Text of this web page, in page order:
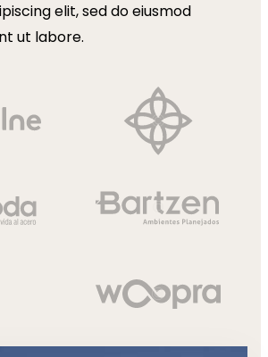
elit, sed do eiusmod
ut labore.